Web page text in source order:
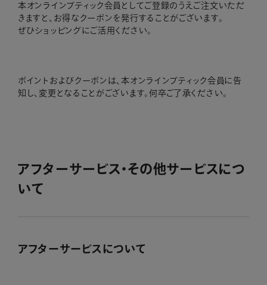
本オンラインブティック会員としてご登録のうえご注文いただ
きますと、お得なクーポンを発行することがございます。
ぜひショッピングにご活用ください。
ポイントおよびクーポンは、本オンラインブティック会員に告
知し、変更となることがございます。何卒ご了承ください。
アフターサービス・その他サービスにつ
いて
アフターサービスについて